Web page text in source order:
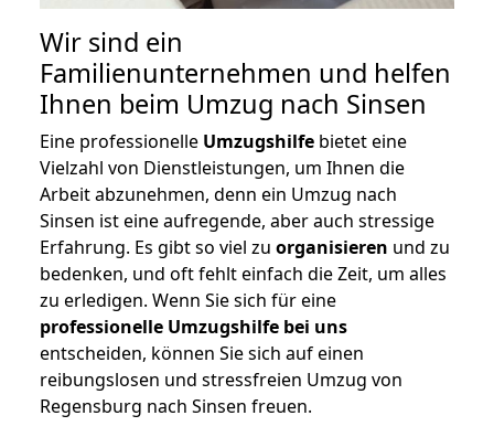
Wir sind ein
Familienunternehmen und helfen
Ihnen beim Umzug nach Sinsen
Eine professionelle Umzugshilfe bietet eine
Vielzahl von Dienstleistungen, um Ihnen die
Arbeit abzunehmen, denn ein Umzug nach
Sinsen ist eine aufregende, aber auch stressige
Erfahrung. Es gibt so viel zu organisieren und zu
bedenken, und oft fehlt einfach die Zeit, um alles
zu erledigen. Wenn Sie sich für eine
professionelle Umzugshilfe bei uns
entscheiden, können Sie sich auf einen
reibungslosen und stressfreien Umzug von
Regensburg nach Sinsen freuen.